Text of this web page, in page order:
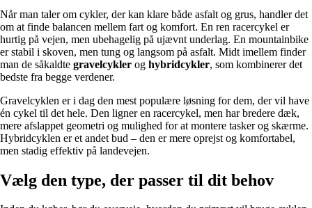
Når man taler om cykler, der kan klare både asfalt og grus, handler det
om at finde balancen mellem fart og komfort. En ren racercykel er
hurtig på vejen, men ubehagelig på ujævnt underlag. En mountainbike
er stabil i skoven, men tung og langsom på asfalt. Midt imellem finder
man de såkaldte gravelcykler og hybridcykler, som kombinerer det
bedste fra begge verdener.
Gravelcyklen er i dag den mest populære løsning for dem, der vil have
én cykel til det hele. Den ligner en racercykel, men har bredere dæk,
mere afslappet geometri og mulighed for at montere tasker og skærme.
Hybridcyklen er et andet bud – den er mere oprejst og komfortabel,
men stadig effektiv på landevejen.
Vælg den type, der passer til dit behov